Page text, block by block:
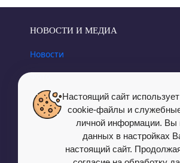
НОВОСТИ И МЕДИА
Новости
Фото
Видео
Настоящий сайт
cookie-файлы и
личной информации. Вы
данных в настройках
настоящий сайт.